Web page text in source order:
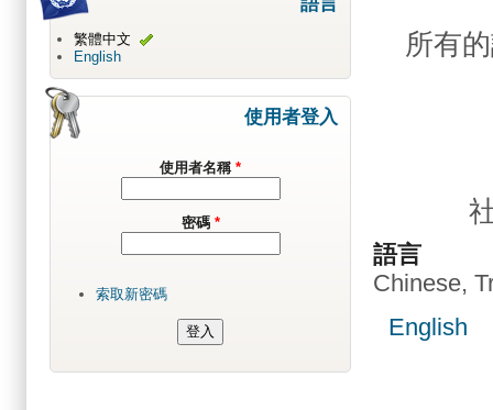
所有
語言
Chinese,
English
繁體中文
English
使用者登入
使用者名稱 *
密碼 *
索取新密碼